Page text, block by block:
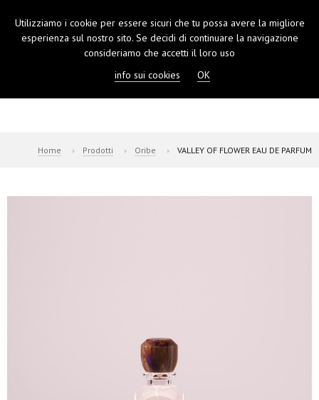
Home Prodotti Oribe VALLEY OF FLOWER EAU DE PARFUM
Utilizziamo i cookie per essere sicuri che tu possa avere la migliore
esperienza sul nostro sito. Se decidi di continuare la navigazione
consideriamo che accetti il loro uso
info sui cookies
OK